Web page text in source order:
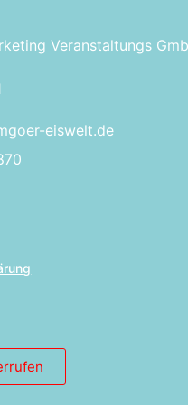
Veranstaltungs
eiswelt.de